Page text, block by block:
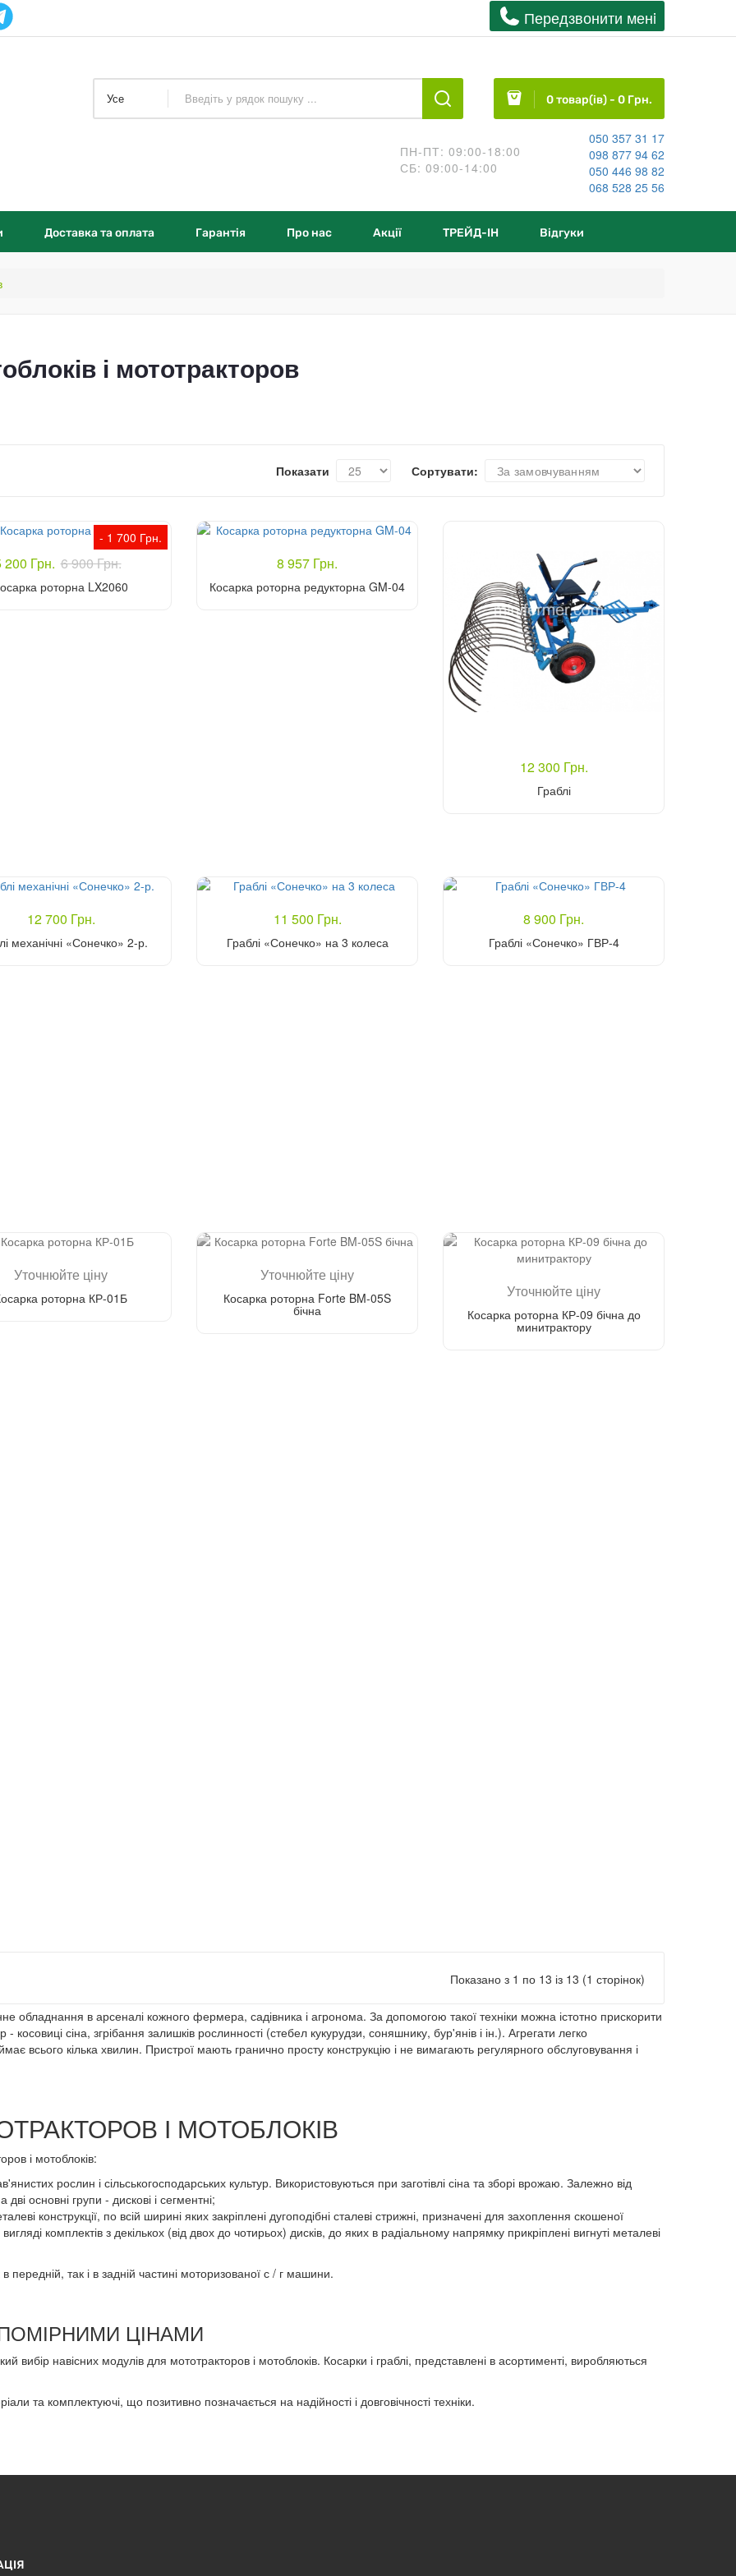
Передзвонити менi
0 товар(ів) - 0 Грн.
Усе
ПН-ПТ: 09:00-18:00
СБ: 09:00-14:00
050 357 31 17
098 877 94 62
050 446 98 82
068 528 25 56
Доставка та оплата Гарантія Про нас Акції ТРЕЙД-IН Відгуки
і мототракторов
Сортувати:
Показати
- 1 700 Грн.
200 Грн. 6 900 Грн.
роторна LX2060
8 957 Грн.
Косарка роторна редукторна GM-04
12 300 Грн.
Граблі
12 700 Грн.
механічні «Сонечко» 2-р.
11 500 Грн.
Граблі «Сонечко» на 3 колеса
8 900 Грн.
Граблі «Сонечко» ГВР-4
Уточнюйте ціну
роторна КР-01Б
Уточнюйте ціну
Косарка роторна Forte BM-05S
бічна
Уточнюйте ціну
Косарка роторна КР-09 бічна до
минитрактору
Показано з 1 по 13 із 13 (1 сторінок)
обладнання в арсеналі кожного фермера, садівника і агронома. За допомогою такої техніки можна істотно прискорити
сіна, згрібання залишків рослинності (стебел кукурудзи, соняшнику, бур'янів і ін.). Агрегати легко
всього кілька хвилин. Пристрої мають гранично просту конструкцію і не вимагають регулярного обслуговування і
І МОТОБЛОКІВ
і мотоблоків:
рослин і сільськогосподарських культур. Використовуються при заготівлі сіна та зборі врожаю. Залежно від
основні групи - дискові і сегментні;
конструкції, по всій ширині яких закріплені дугоподібні сталеві стрижні, призначені для захоплення скошеної
комплектів з декількох (від двох до чотирьох) дисків, до яких в радіальному напрямку прикріплені вигнуті металеві
передній, так і в задній частині моторизованої с / г машини.
ЦІНАМИ
вибір навісних модулів для мототракторов і мотоблоків. Косарки і граблі, представлені в асортименті, виробляються
та комплектуючі, що позитивно позначається на надійності і довговічності техніки.